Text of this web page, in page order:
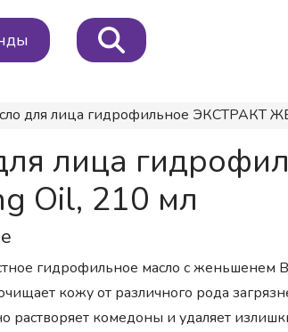
для лица гидрофильное ЭКСТРАКТ
лица
Oil, 210 мл
гидрофильное масло с женьшенем
кожу от различного рода
растворяет комедоны и удаляет